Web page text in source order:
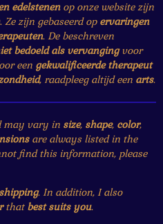
edelstenenop onze website zijn
. Ze zijn gebaseerd op ervaringen
. De beschreven
bedoeld als vervangingvoor
een gekwalificeerde therapeut
, raadpleeg altijd een arts.
may vary in size, shape, color,
are always listed in the
find this information, please
. In addition, I also
that best suits you.